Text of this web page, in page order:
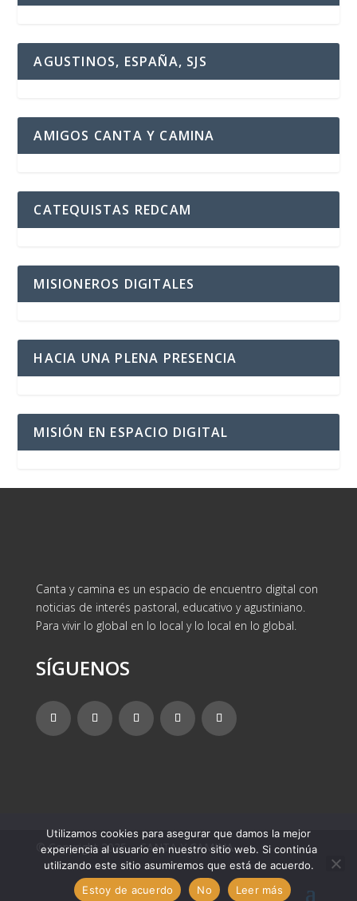
AGUSTINOS, ESPAÑA, SJS
AMIGOS CANTA Y CAMINA
CATEQUISTAS REDCAM
MISIONEROS DIGITALES
HACIA UNA PLENA PRESENCIA
MISIÓN EN ESPACIO DIGITAL
Canta y camina es un espacio de encuentro digital con
noticias de interés pastoral, educativo y agustiniano.
Para vivir lo global en lo local y lo local en lo global.
SÍGUENOS
© Copyright 2025 – CANTA Y CAMINA
Utilizamos cookies para asegurar que damos la mejor
experiencia al usuario en nuestro sitio web. Si continúa
utilizando este sitio asumiremos que está de acuerdo.
Estoy de acuerdo
No Leer más